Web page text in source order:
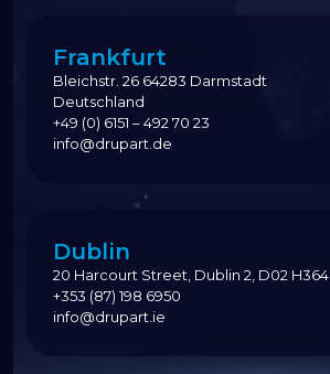
Frankfurt
Bleichstr. 26 64283 Darmstadt
Deutschland
+49 (0) 6151 – 492 70 23
info@drupart.de
Dublin
20 Harcourt Street, Dublin 2, D02 H364
+353 (87) 198 6950
info@drupart.ie